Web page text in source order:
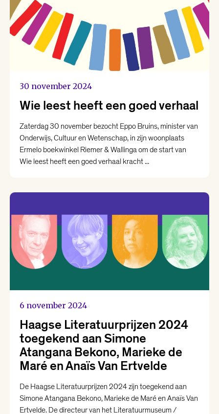
30 november 2024
Wie leest heeft een goed verhaal
Zaterdag 30 november bezocht Eppo Bruins, minister van
Onderwijs, Cultuur en Wetenschap, in zijn woonplaats
Ermelo boekwinkel Riemer & Wallinga om de start van
Wie leest heeft een goed verhaal kracht ...
6 november 2024
Haagse Literatuurprijzen 2024
toegekend aan Simone
Atangana Bekono, Marieke de
Maré en Anaïs Van Ertvelde
De Haagse Literatuurprijzen 2024 zijn toegekend aan
Simone Atangana Bekono, Marieke de Maré en Anaïs Van
Ertvelde. De directeur van het Literatuurmuseum /
Meld je aan
voor de nieuwsbrief
Opent in een nieuw tabblad
Volg ons op
social media
COOKIEBELEID VOORWAARDEN BEZOEKERSVOORWAARDEN